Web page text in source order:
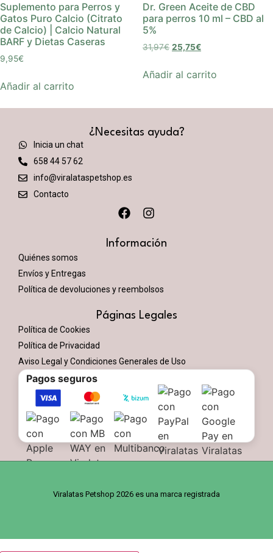
Suplemento para Perros y
Gatos Puro Calcio (Citrato
de Calcio) | Calcio Natural
BARF y Dietas Caseras
9,95€
Añadir al carrito
Dr. Green Aceite de CBD
para perros 10 ml – CBD al
5%
31,97€ 25,75€
Añadir al carrito
¿Necesitas ayuda?
Inicia un chat
658 44 57 62
info@viralataspetshop.es
Contacto
Información
Quiénes somos
Envíos y Entregas
Política de devoluciones y reembolsos
Páginas Legales
Política de Cookies
Política de Privacidad
Aviso Legal y Condiciones Generales de Uso
Pagos seguros
Viralatas Petshop 2026 es una marca registrada